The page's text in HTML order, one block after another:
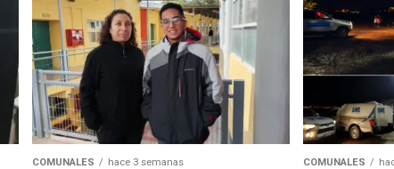
COMUNALES hace 3 semanas COMUNALES